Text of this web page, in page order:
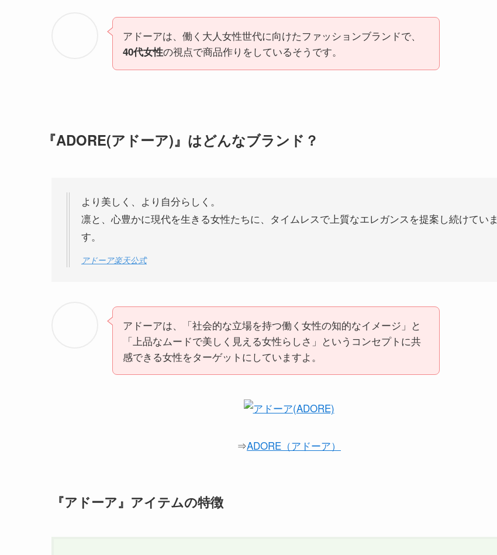
アドーアは、働く大人女性世代に向けたファッションブランドで、
40代女性の視点で商品作りをしているそうです。
『ADORE(アドーア)』はどんなブランド？
より美しく、より自分らしく。
凛と、心豊かに現代を生きる女性たちに、タイムレスで上質なエレガンスを提案し続けていま
す。
アドーア楽天公式
アドーアは、「社会的な立場を持つ働く女性の知的なイメージ」と
「上品なムードで美しく見える女性らしさ」というコンセプトに共
感できる女性をターゲットにしていますよ。
⇒ADORE（アドーア）
『アドーア』アイテムの特徴